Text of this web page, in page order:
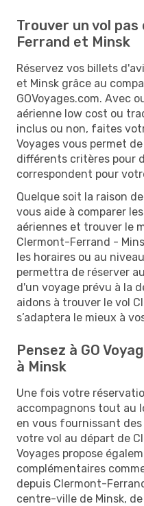
Trouver un vol
Ferrand et Minsk
Réservez vos billets
et Minsk grâce au
GOVoyages.com. Avec
aérienne low cost ou
inclus ou non, faites
Voyages vous permet
différents critères pour
correspondent pour
Quelque soit la raison
vous aide à comparer
aériennes et trouver le
Clermont-Ferrand -
les horaires ou au
permettra de réserver
d'un voyage prévu à la
aidons à trouver le vol
s’adaptera le mieux à
Pensez à GO
à Minsk
Une fois votre
accompagnons tout au
en vous fournissant
votre vol au départ de
Voyages propose
complémentaires
depuis Clermont-
centre-ville de Minsk,